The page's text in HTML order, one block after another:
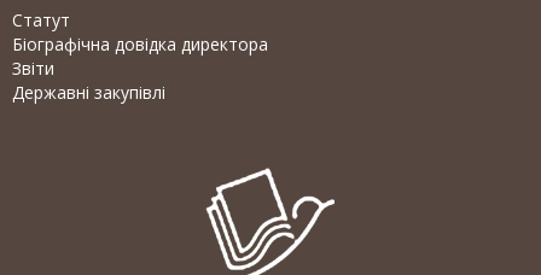
Статут
Біографічна довідка директора
Звіти
Державні закупівлі